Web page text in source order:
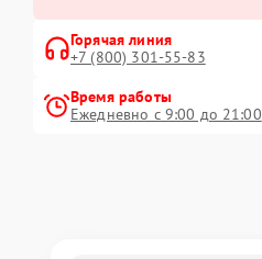
Горячая линия
+7 (800) 301-55-83
Время работы
Ежедневно с 9:00 до 21:00